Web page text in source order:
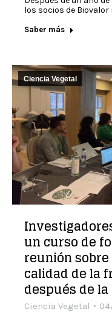
los socios de Biovalor
Saber más
Ciencia Vegetal
un curso de
reunión
calidad de la
después de
Ciencia Vegetal